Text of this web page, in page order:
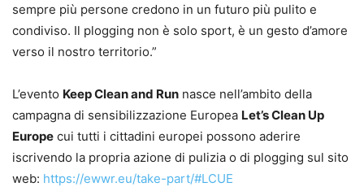
sempre più persone credono in un futuro più pulito e
condiviso. Il plogging non è solo sport, è un gesto d’amore
verso il nostro territorio.”
L’evento Keep Clean and Run nasce nell’ambito della
campagna di sensibilizzazione Europea Let’s Clean Up
Europe cui tutti i cittadini europei possono aderire
iscrivendo la propria azione di pulizia o di plogging sul sito
web: https://ewwr.eu/take-part/#LCUE